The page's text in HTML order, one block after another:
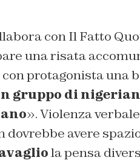
conIl Fatto
una risata
protagonista una
gruppo di
». Violenza
avere
la pensa